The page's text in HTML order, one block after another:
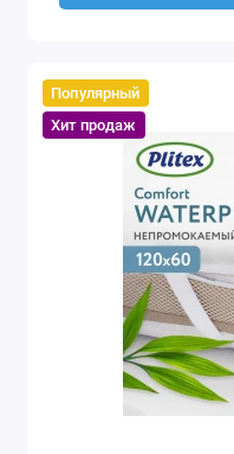
Популярный
Хит продаж